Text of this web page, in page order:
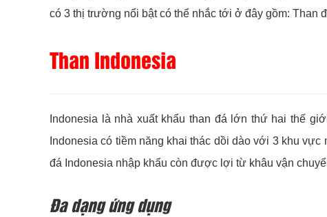
có 3 thị trường nổi bật có thể nhắc tới ở đây gồm: Than
Than Indonesia
Indonesia là nhà xuất khẩu than đá lớn thứ hai thế
Indonesia có tiềm năng khai thác dồi dào với 3 khu
đá Indonesia nhập khẩu còn được lợi từ khâu vận
Đa dạng ứng dụng